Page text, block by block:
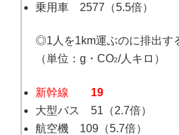
乗用車 2577（5.5倍）
◎1人を1km運ぶのに排出す
（単位：g・CO2/人キロ）
新幹線 19
大型バス 51（2.7倍）
航空機 109（5.7倍）